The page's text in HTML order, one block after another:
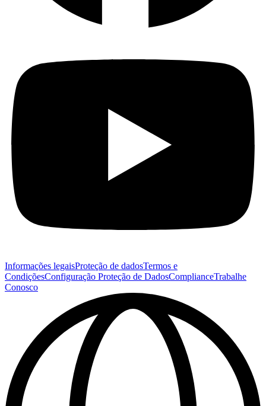
Informações legaisProteção de dadosTermos e
CondiçõesConfiguração Proteção de DadosComplianceTrabalhe
Conosco